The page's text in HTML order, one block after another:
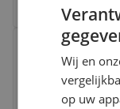
Bekijk product
Wij en
op uw